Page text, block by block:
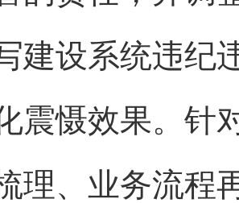
建设系统违纪
震慑效果。针
理、业务流程